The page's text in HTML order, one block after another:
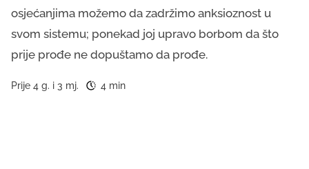
osjećanjima možemo da zadržimo anksioznost u
svom sistemu; ponekad joj upravo borbom da što
prije prođe ne dopuštamo da prođe.
Prije 4 g. i 3 mj. 4 min